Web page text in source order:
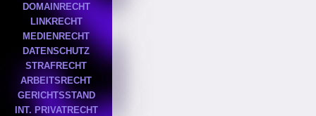
DOMAINRECHT
LINKRECHT
MEDIENRECHT
DATENSCHUTZ
STRAFRECHT
ARBEITSRECHT
GERICHTSSTAND
INT. PRIVATRECHT